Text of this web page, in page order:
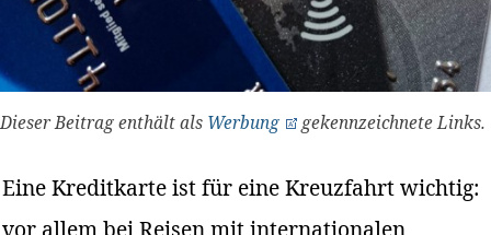
Dieser Beitrag enthält als Werbung gekennzeichnete Links.
Eine Kreditkarte ist für eine Kreuzfahrt wichtig:
vor allem bei Reisen mit internationalen